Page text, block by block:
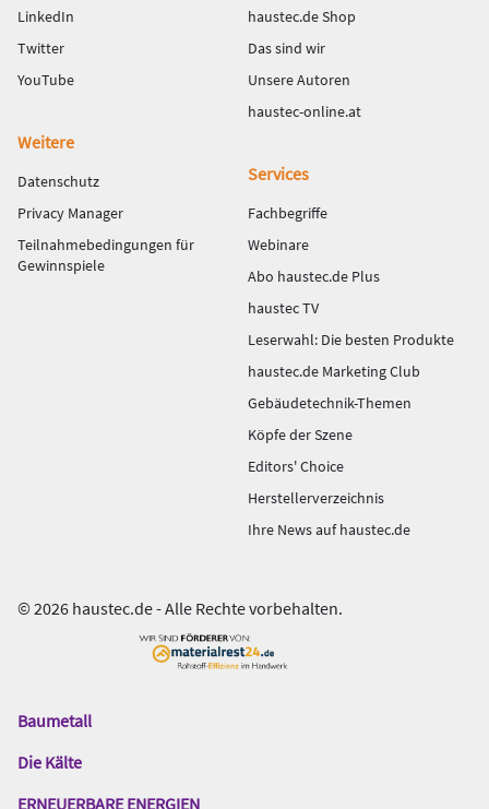
LinkedIn
Twitter
YouTube
haustec.de Shop
Das sind wir
Unsere Autoren
haustec-online.at
Weitere
Datenschutz
Privacy Manager
Teilnahmebedingungen für
Gewinnspiele
Services
Fachbegriffe
Webinare
Abo haustec.de Plus
haustec TV
Leserwahl: Die besten Produkte
haustec.de Marketing Club
Gebäudetechnik-Themen
Köpfe der Szene
Editors' Choice
Herstellerverzeichnis
Ihre News auf haustec.de
© 2026 haustec.de - Alle Rechte vorbehalten.
Das
Gentner
Baumetall
Die Kälte
ERNEUERBARE ENERGIEN